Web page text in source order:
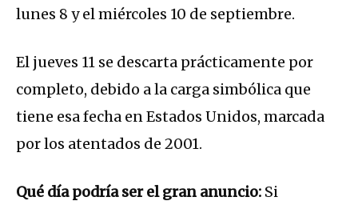
lunes 8 y el miércoles 10 de septiembre.
El jueves 11 se descarta prácticamente por
completo, debido a la carga simbólica que
tiene esa fecha en Estados Unidos, marcada
por los atentados de 2001.
Qué día podría ser el gran anuncio: Si